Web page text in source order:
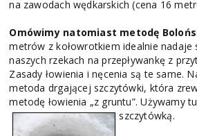
na zawodach wędkarskich (cena 16
Omówimy natomiast metodę
metrów z kołowrotkiem idealnie nadaje
naszych rzekach na przepływankę z
Zasady łowienia i nęcenia są te same.
metoda drgającej szczytówki, która
metodę łowienia „z gruntu”. Używamy
szczytówką.